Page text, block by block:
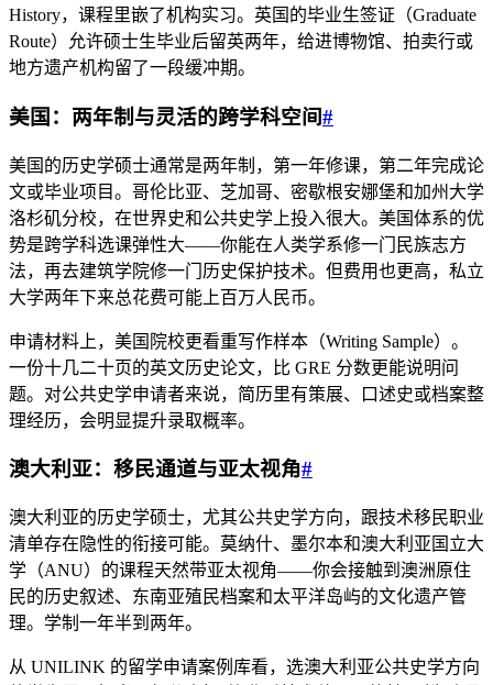
History，课程里嵌了机构实习。英国的毕业生签证（Graduate
Route）允许硕士生毕业后留英两年，给进博物馆、拍卖行或
地方遗产机构留了一段缓冲期。
美国：两年制与灵活的跨学科空间#
美国的历史学硕士通常是两年制，第一年修课，第二年完成论
文或毕业项目。哥伦比亚、芝加哥、密歇根安娜堡和加州大学
洛杉矶分校，在世界史和公共史学上投入很大。美国体系的优
势是跨学科选课弹性大——你能在人类学系修一门民族志方
法，再去建筑学院修一门历史保护技术。但费用也更高，私立
大学两年下来总花费可能上百万人民币。
申请材料上，美国院校更看重写作样本（Writing Sample）。
一份十几二十页的英文历史论文，比 GRE 分数更能说明问
题。对公共史学申请者来说，简历里有策展、口述史或档案整
理经历，会明显提升录取概率。
澳大利亚：移民通道与亚太视角#
澳大利亚的历史学硕士，尤其公共史学方向，跟技术移民职业
清单存在隐性的衔接可能。莫纳什、墨尔本和澳大利亚国立大
学（ANU）的课程天然带亚太视角——你会接触到澳洲原住
民的历史叙述、东南亚殖民档案和太平洋岛屿的文化遗产管
理。学制一年半到两年。
从 UNILINK 的留学申请案例库看，选澳大利亚公共史学方向